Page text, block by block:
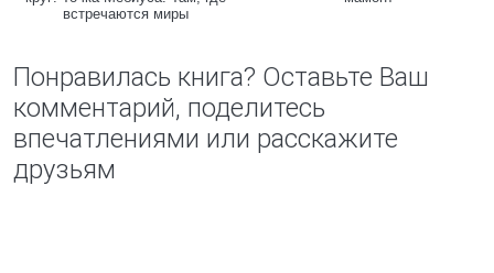
встречаются миры
Понравилась книга? Оставьте Ваш
комментарий, поделитесь
впечатлениями или расскажите
друзьям